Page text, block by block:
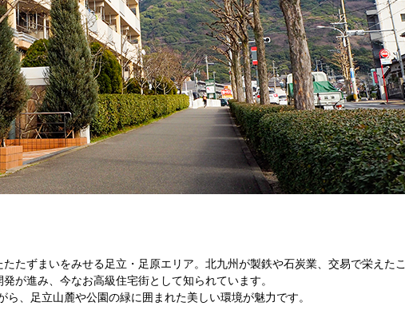
たずまいをみせる足立・足原エリア。北九州が製鉄や石炭業、交易で栄えたこ
が進み、今なお高級住宅街として知られています。
、足立山麓や公園の緑に囲まれた美しい環境が魅力です。